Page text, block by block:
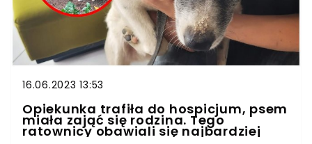
16.06.2023 13:53
Opiekunka trafiła do hospicjum, psem
miała zająć się rodzina. Tego
ratownicy obawiali się najbardziej